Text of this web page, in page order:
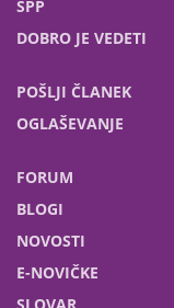
SPP
DOBRO JE VEDETI
POŠLJI ČLANEK
OGLAŠEVANJE
FORUM
BLOGI
NOVOSTI
E-NOVIČKE